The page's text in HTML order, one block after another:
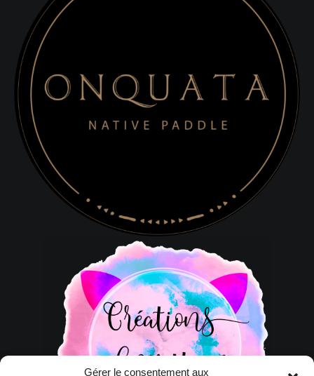
Gérer le consentement aux